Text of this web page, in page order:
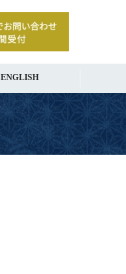
ENGLISH